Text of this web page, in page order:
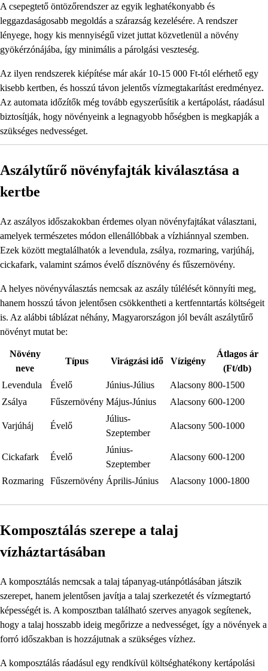
A csepegtető öntözőrendszer az egyik leghatékonyabb és
leggazdaságosabb megoldás a szárazság kezelésére. A rendszer
lényege, hogy kis mennyiségű vizet juttat közvetlenül a növény
gyökérzónájába, így minimális a párolgási veszteség.
Az ilyen rendszerek kiépítése már akár 10-15 000 Ft-tól elérhető egy
kisebb kertben, és hosszú távon jelentős vízmegtakarítást eredményez.
Az automata időzítők még tovább egyszerűsítik a kertápolást, ráadásul
biztosítják, hogy növényeink a legnagyobb hőségben is megkapják a
szükséges nedvességet.
Aszálytűrő növényfajták kiválasztása a
kertbe
Az aszályos időszakokban érdemes olyan növényfajtákat választani,
amelyek természetes módon ellenállóbbak a vízhiánnyal szemben.
Ezek között megtalálhatók a levendula, zsálya, rozmaring, varjúháj,
cickafark, valamint számos évelő dísznövény és fűszernövény.
A helyes növényválasztás nemcsak az aszály túlélését könnyíti meg,
hanem hosszú távon jelentősen csökkentheti a kertfenntartás költségeit
is. Az alábbi táblázat néhány, Magyarországon jól bevált aszálytűrő
növényt mutat be:
Növény
neve
Típus Virágzási idő Vízigény
Átlagos ár
(Ft/db)
Levendula
Évelő Június-Július Alacsony 800-1500
Zsálya
Fűszernövény Május-Június Alacsony 600-1200
Varjúháj Évelő
Július-
Szeptember
Alacsony 500-1000
Cickafark Évelő
Június-
Szeptember
Alacsony 600-1200
Rozmaring Fűszernövény Április-Június Alacsony 1000-1800
Komposztálás szerepe a talaj
vízháztartásában
A komposztálás nemcsak a talaj tápanyag-utánpótlásában játszik
szerepet, hanem jelentősen javítja a talaj szerkezetét és vízmegtartó
képességét is. A komposztban található szerves anyagok segítenek,
hogy a talaj hosszabb ideig megőrizze a nedvességet, így a növények a
forró időszakban is hozzájutnak a szükséges vízhez.
A komposztálás ráadásul egy rendkívül költséghatékony kertápolási